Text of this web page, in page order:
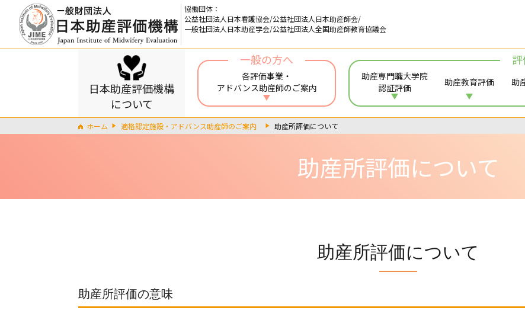
協働団体：
公益社団法人日本看護協会/公益社団法人日本助産師会/
一般社団法人日本助産学会/公益社団法人全国助産師教育協議会
日本助産評価機構
について
一般の方へ
各評価事業・
アドバンス助産師のご案内
助産専門職大学院
認証評価
助産教育評価 助
ホーム 適格認定施設・アドバンス助産師のご案内 助産所評価について
助産所評価について
助産所評価について
助産所評価の意味